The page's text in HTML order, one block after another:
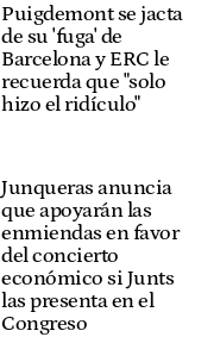
Puigdemont se jacta
de su 'fuga' de
Barcelona y ERC le
recuerda que "solo
hizo el ridículo"
Junqueras anuncia
que apoyarán las
enmiendas en favor
del concierto
económico si Junts
las presenta en el
Congreso